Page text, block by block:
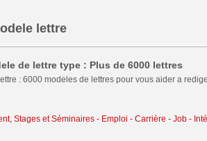
lettre
de lettre type : Plus de 6000 lettres
: 6000 modeles de lettres pour vous aider a
Stages et Séminaires- Emploi - Carrière - Job -